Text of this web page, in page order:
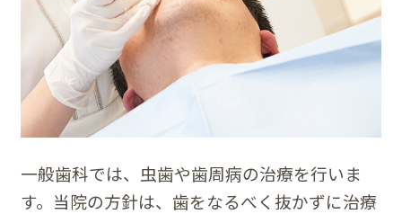
一般歯科では、虫歯や歯周病の治療を行いま
す。当院の方針は、歯をなるべく抜かずに治療